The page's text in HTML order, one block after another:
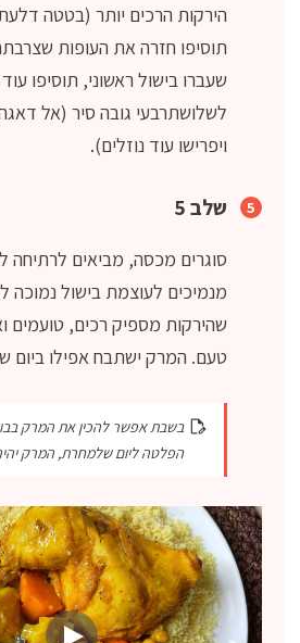
הירקות הרכים יותר (בטטה
תוסיפו חזרה את העופות
שעברו בישול ראשוני, תוסיפו
לשלושתרבעי גובה סיר (אל
ויפרישו עוד נוזלים).
שלב 5
מנמיכים לעוצמת בישול נמוכה
שהירקות מספיק רכים, טועמים
טעם. המרק ישתבח אפילו ביום
בשבת אפשר להכין את המרק
הפלטה ליום שלמחרת, המרק